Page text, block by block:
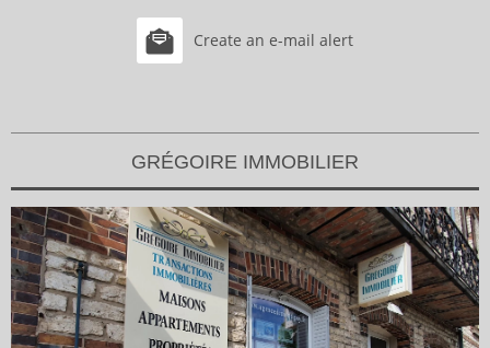
Create an e-mail alert
GRÉGOIRE IMMOBILIER